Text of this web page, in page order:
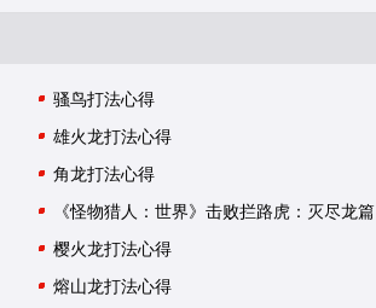
骚鸟打法心得
雄火龙打法心得
角龙打法心得
《怪物猎人：世界》击败拦路虎：灭尽龙篇
樱火龙打法心得
熔山龙打法心得